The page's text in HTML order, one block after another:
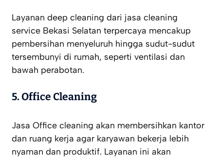
Layanan deep cleaning dari jasa cleaning
service Bekasi Selatan terpercaya mencakup
pembersihan menyeluruh hingga sudut-sudut
tersembunyi di rumah, seperti ventilasi dan
bawah perabotan.
5. Office Cleaning
Jasa Office cleaning akan membersihkan kantor
dan ruang kerja agar karyawan bekerja lebih
nyaman dan produktif. Layanan ini akan